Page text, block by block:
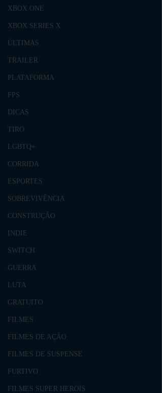
XBOX ONE
XBOX SERIES X
ÚLTIMAS
TRAILER
PLATAFORMA
FPS
DICAS
TIRO
LGBTQ+
CORRIDA
ESPORTES
SOBREVIVÊNCIA
CONSTRUÇÃO
INDIE
SWITCH
GUERRA
LUTA
GRATUITO
FILMES
FILMES DE AÇÃO
FILMES DE SUSPENSE
FURTIVO
FILMES SUPER HERÓIS